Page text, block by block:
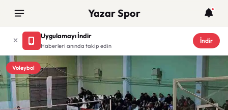
Yazar Spor
Uygulamayı İndir
Haberleri anında takip edin
İndir
Voleybol